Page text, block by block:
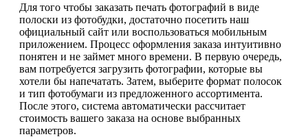
Для того чтобы заказать печать фотографий в виде
полоски из фотобудки, достаточно посетить наш
официальный сайт или воспользоваться мобильным
приложением. Процесс оформления заказа интуитивно
понятен и не займет много времени. В первую очередь,
вам потребуется загрузить фотографии, которые вы
хотели бы напечатать. Затем, выберите формат полосок
и тип фотобумаги из предложенного ассортимента.
После этого, система автоматически рассчитает
стоимость вашего заказа на основе выбранных
параметров.